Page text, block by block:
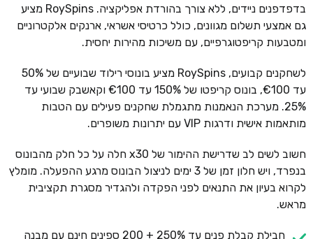
בדפדפנים ניידים, ללא צורך בהורדת אפליקציה. RoySpins מציע
גם אמצעי תשלום מגוונים, כולל כרטיסי אשראי, ארנקים אלקטרוניים
ומטבעות קריפטוגרפיים, עם משיכות מהירות יחסית.
לשחקנים קבועים, RoySpins מציע בונוסי רילוד שבועיים של 50%
עד €100, בונוס קריפטו של 150% עד €100 וקאשבק שבועי עד
25%. מערכת הנאמנות מתגמלת שחקנים פעילים עם הטבות
מותאמות אישית ודרגות VIP עם יתרונות משופרים.
חשוב לשים לב שדרישת ההימור של x30 חלה על כל חלק מהבונוס
בנפרד, ויש חלון זמן של 3 ימים לניצול הבונוס מרגע ההפעלה. מומלץ
לקרוא בעיון את התנאים לפני הפקדה ולהגדיר מסגרת תקציבית
מראש.
חבילת קבלת פנים עד 250% + 200 ספינים חינם עם מבנה